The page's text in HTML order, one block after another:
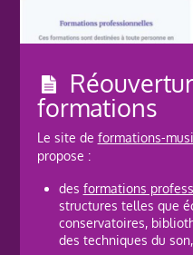
formations
Le site de formations-
propose :
des formations
structures telles que
conservatoires,
des techniques du